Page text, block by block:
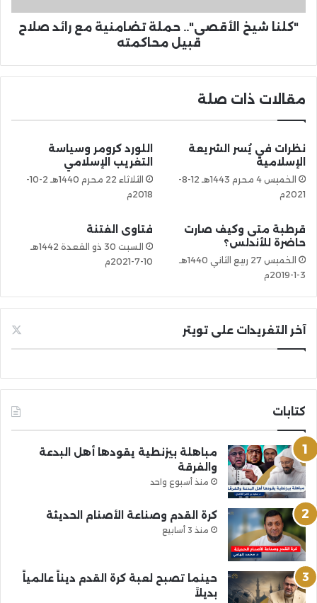
"كلنا شيخ الأقصى".. حملة تضامنية مع رائد صلاح
قبيل محاكمته
مقالات ذات صلة
نظرات في يُسر الشريعة
الإسلامية
الخميس 4 محرم 1443هـ 12-8-
2021م
اللورد كرومر وسياسة
التغريب الإسلامي
الثلاثاء 22 محرم 1440هـ 2-10-
2018م
قرطبة متى وكيف صارت
حاضرة للأندلس؟
الخميس 27 ربيع الثاني 1440هـ
3-1-2019م
فتاوى الفتنة
السبت 30 ذو القعدة 1442هـ
10-7-2021م
آخر التغريدات على تويتر
كتابات
مباهلة بيزنطية يقودها أهل البدعة
والفرقة
منذ أسبوع واحد
كرة القدم وصناعة الأصنام الحديثة
منذ 3 أسابيع
حينما تصبح لعبة كرة القدم ديناً عالمياً
بديلاً